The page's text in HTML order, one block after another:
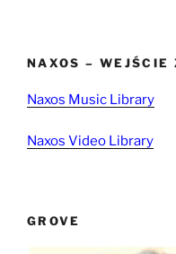
NAXOS – WEJŚCIE
Naxos Music Library
Naxos Video Library
GROVE